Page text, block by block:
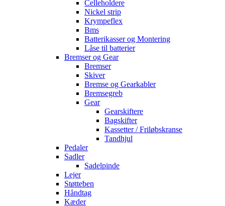
Celleholdere
Nickel strip
Krympeflex
Bms
Batterikasser og Montering
Låse til batterier
Bremser og Gear
Bremser
Skiver
Bremse og Gearkabler
Bremsegreb
Gear
Gearskiftere
Bagskifter
Kassetter / Friløbskranse
Tandhjul
Pedaler
Sadler
Sadelpinde
Lejer
Støtteben
Håndtag
Kæder